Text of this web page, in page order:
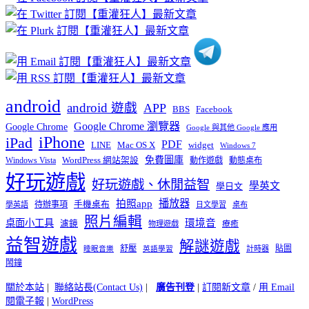
分
類
android android 遊戲 APP BBS Facebook
Google Chrome Google Chrome 瀏覽器 Google 與其他 Google 應用
iPad iPhone LINE Mac OS X PDF widget Windows 7
Windows Vista WordPress 網站架設 免費圖庫 動作遊戲 動態桌布
好玩遊戲 好玩遊戲、休閒益智 學日文 學英文
學英語 待辦事項 手機桌布 拍照app 播放器 日文學習 桌布
桌面小工具 濾鏡 照片編輯 物理遊戲 環境音 療癒
益智遊戲 睡眠音樂 舒壓 英語學習 解謎遊戲 計時器
貼圖
鬧鐘
關於本站 | 聯絡站長(Contact Us) | 廣告刊登| 訂閱新文章 / 用 Email
閱電子報 | WordPress